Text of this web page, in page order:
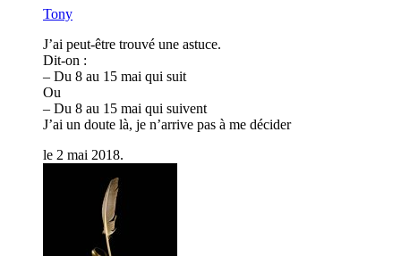
Tony
J’ai peut-être trouvé une astuce.
Dit-on :
– Du 8 au 15 mai qui suit
Ou
– Du 8 au 15 mai qui suivent
J’ai un doute là, je n’arrive pas à me décider
le 2 mai 2018.